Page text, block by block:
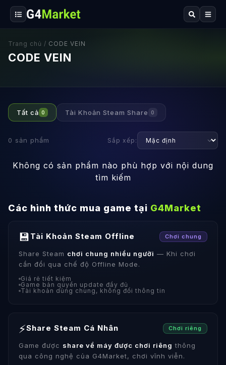
Trang chủ / CODE VEIN
CODE VEIN
Tất cả 0 Tài Khoản Steam Share 0
0 sản phẩm Sắp xếp:
Không có sản phẩm nào phù hợp với nội dung
tìm kiếm
Các hình thức mua game tại G4Market
💾 Tài Khoản Steam Offline Chơi chung
Share Steam chơi chung nhiều người — Khi chơi
cần đổi qua chế độ Offline Mode.
Giá rẻ tiết kiệm
Game bản quyền update đầy đủ
Tài khoản dùng chung, không đổi thông tin
⚡Share Steam Cá Nhân Chơi riêng
Game được share về máy được chơi riêng thông
qua công nghệ của G4Market, chơi vĩnh viễn.